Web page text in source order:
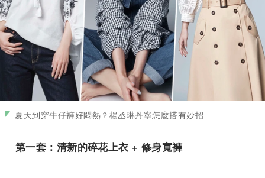
夏天到穿牛仔褲好悶熱？楊丞琳丹寧怎麼搭有妙招
第一套：清新的碎花上衣 + 修身寬褲